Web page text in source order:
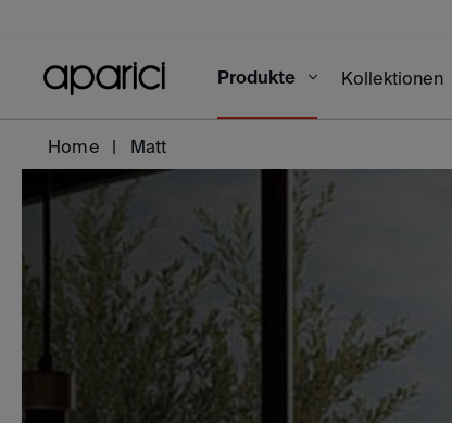
Produkte Kollektionen
Home Matt